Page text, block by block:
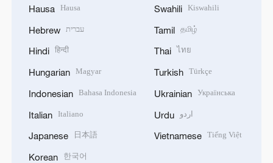
Hausa Hausa
Hebrew עברית
Hindi हिन्दी
Hungarian Magyar
Indonesian Bahasa Indonesia
Italian Italiano
Japanese 日本語
Korean 한국어
Swahili Kiswahili
Tamil தமிழ்
Thai ไทย
Turkish Türkçe
Ukrainian Українська
Urdu اردو
Vietnamese Tiếng Việt